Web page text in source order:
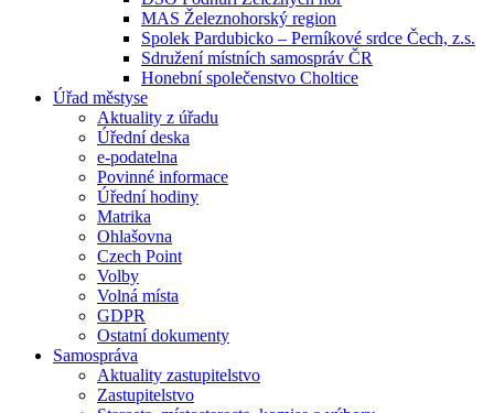
MAS Železnohorský region
Spolek Pardubicko – Perníkové srdce Čech, z.s.
Sdružení místních samospráv ČR
Honební společenstvo Choltice
Úřad městyse
Aktuality z úřadu
Úřední deska
e-podatelna
Povinné informace
Úřední hodiny
Matrika
Ohlašovna
Czech Point
Volby
Volná místa
GDPR
Ostatní dokumenty
Samospráva
Aktuality zastupitelstvo
Zastupitelstvo